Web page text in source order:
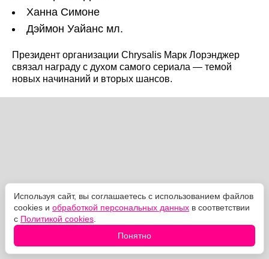
Ханна Симоне
Дэймон Уайанс мл.
Президент организации Chrysalis Марк Лорэнджер
связал награду с духом самого сериала — темой
новых начинаний и вторых шансов.
Используя сайт, вы соглашаетесь с использованием файлов
cookies и обработкой персональных данных в соответствии
с Политикой cookies
Понятно